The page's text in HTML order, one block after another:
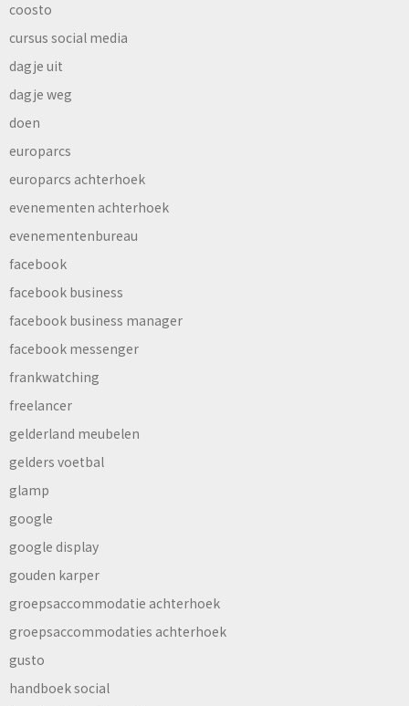
coosto
cursus social media
dagje uit
dagje weg
doen
europarcs
europarcs achterhoek
evenementen achterhoek
evenementenbureau
facebook
facebook business
facebook business manager
facebook messenger
frankwatching
freelancer
gelderland meubelen
gelders voetbal
glamp
google
google display
gouden karper
groepsaccommodatie achterhoek
groepsaccommodaties achterhoek
gusto
handboek social